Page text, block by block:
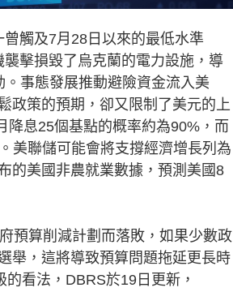
觸及7月28日以來的最低水準
擊損毀了烏克蘭的電力設施，導
事態發展推動避險資金流入美
政策的預期，卻又限制了美元的上
降息25個基點的概率約為90%，而
美聯儲可能會將支撐經濟增長列為
的美國非農就業數據，預測美國8
算削減計劃而落敗，如果少數政
舉，這將導致預算問題拖延更長時
看法，DBRS於19日更新，